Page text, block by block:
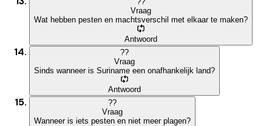
Vraag
Wat hebben pesten en machtsverschil met elkaar te maken?
Antwoord
??
Vraag
Sinds wanneer is Suriname een onafhankelijk land?
Antwoord
??
Vraag
Wanneer is iets pesten en niet meer plagen?